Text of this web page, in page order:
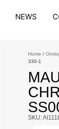
NEWS
Home /
330-1
SKU: